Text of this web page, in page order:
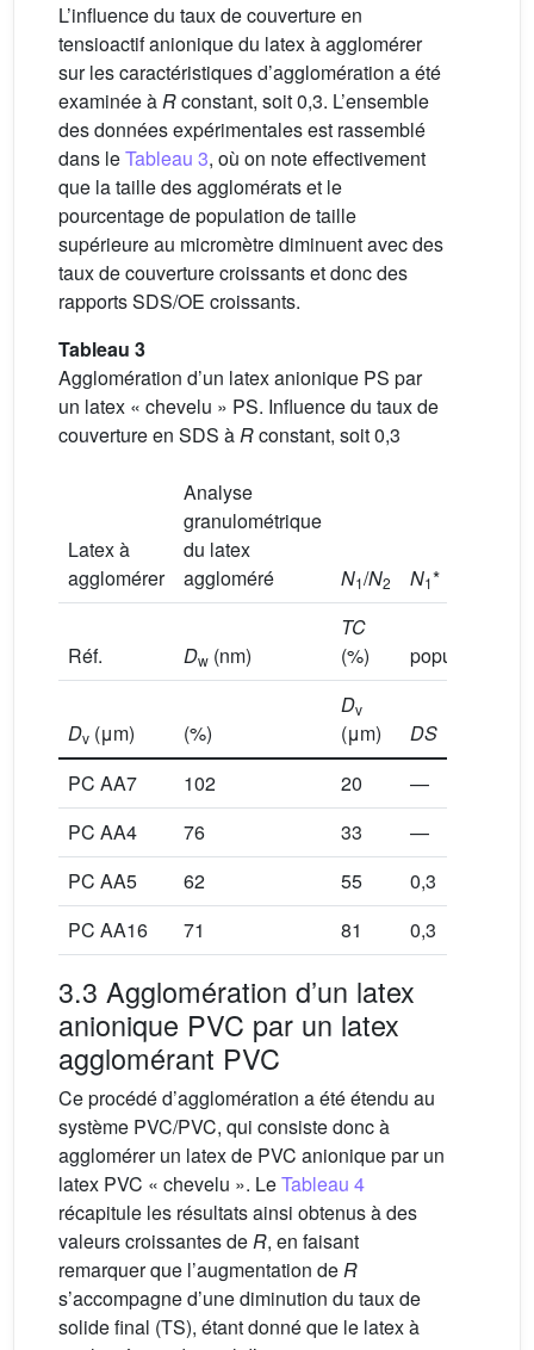
L’influence du taux de couverture en
tensioactif anionique du latex à agglomérer
sur les caractéristiques d’agglomération a été
examinée àRconstant, soit 0,3. L’ensemble
des données expérimentales est rassemblé
dans leTableau 3, où on note effectivement
que la taille des agglomérats et le
pourcentage de population de taille
supérieure au micromètre diminuent avec des
taux de couverture croissants et donc des
rapports SDS/OE croissants.
Tableau 3
Agglomération d’un latex anionique PS par
un latex « chevelu » PS. Influence du taux de
couverture en SDS àRconstant, soit 0,3
Latex à
agglomérer
Analyse
granulométrique
du latex
aggloméré
N1/N2 N1*
Réf. Dw (nm)
TC
(%)
population <
Dv (μm) (%)
Dv
(μm)
DS
PC AA7
102 20
—
PC AA4
76 33
—
PC AA5
62 55
0,3
PC AA16
71 81 0,3
3.3 Agglomération d’un latex
anionique PVC par un latex
agglomérant PVC
Ce procédé d’agglomération a été étendu au
système PVC/PVC, qui consiste donc à
agglomérer un latex de PVC anionique par un
latex PVC « chevelu ». LeTableau 4
récapitule les résultats ainsi obtenus à des
valeurs croissantes deR, en faisant
remarquer que l’augmentation deR
s’accompagne d’une diminution du taux de
solide final (TS), étant donné que le latex à